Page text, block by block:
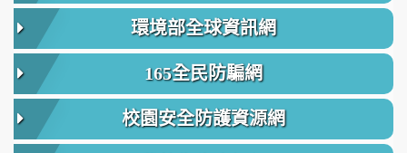
環境部全球資訊網
165全民防騙網
校園安全防護資源網